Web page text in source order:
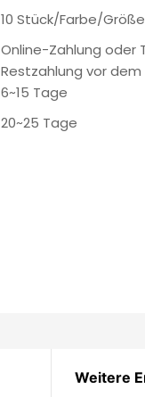
10 Stück/Farbe/Größe
Online-Zahlung oder
Restzahlung vor dem
6~15 Tage
20~25 Tage
Weitere